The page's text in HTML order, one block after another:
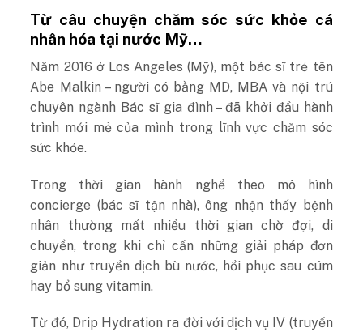
Từ câu chuyện chăm sóc sức khỏe cá
nhân hóa tại nước Mỹ…
Năm 2016 ở Los Angeles (Mỹ), một bác sĩ trẻ tên
Abe Malkin – người có bằng MD, MBA và nội trú
chuyên ngành Bác sĩ gia đình – đã khởi đầu hành
trình mới mẻ của mình trong lĩnh vực chăm sóc
sức khỏe.
Trong thời gian hành nghề theo mô hình
concierge (bác sĩ tận nhà), ông nhận thấy bệnh
nhân thường mất nhiều thời gian chờ đợi, di
chuyển, trong khi chỉ cần những giải pháp đơn
giản như truyền dịch bù nước, hồi phục sau cúm
hay bổ sung vitamin.
Từ đó, Drip Hydration ra đời với dịch vụ IV (truyền